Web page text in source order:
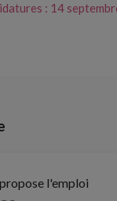
: 14
l'emploi